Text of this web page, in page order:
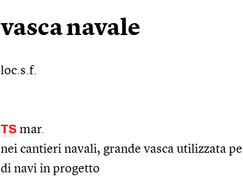
vasca navale
loc.s.f.
TS mar.
nei cantieri navali, grande vasca utilizzata
di navi in progetto